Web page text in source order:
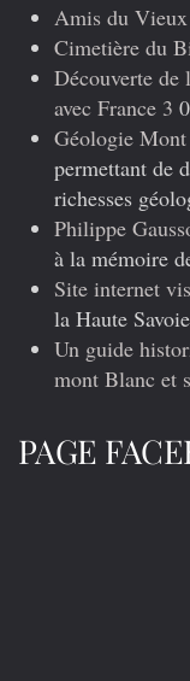
Amis du
Cimetière du
Découverte
avec France 3 0
Géologie
permettant de
richesses
Philippe
à la mémoire
Site internet
la Haute
Un guide
mont Blanc et
PAGE